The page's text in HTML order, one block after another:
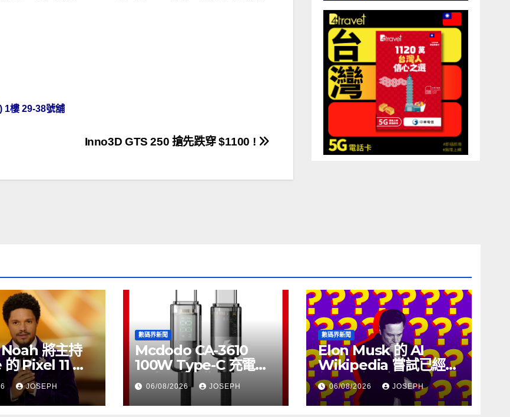
1樓 29-38號舖
Inno3D GTS 250 搶先跌穿 $1100 !
將主持
Pixel 11 推
JOSEPH
數碼界新聞
Mcdodo CA-3610
100W Type-C 充電線
正式上市，售價
HK$115
06/08/2026 JOSEPH
數碼界新聞
Elon Musk 的 AI
Wikipedia 嘗試已經幾
個月沒有更新了
06/08/2026 JOSEPH